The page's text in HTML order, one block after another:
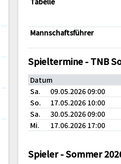
Mannschaftsführer
Spieltermine - TNB
Datum
Sa.
09.05.2026 09:00
So.
17.05.2026 10:00
Sa.
30.05.2026 09:00
Mi.
17.06.2026 17:00
Spieler - Sommer